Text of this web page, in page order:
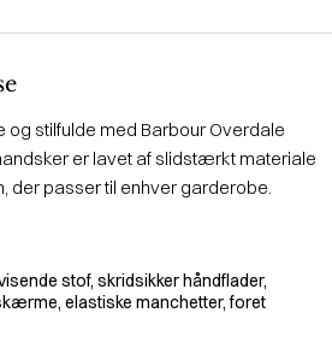
stilfulde med Barbour Overdale
er lavet af slidstærkt materiale
der passer til enhver garderobe.
stof, skridsikker håndflader,
elastiske manchetter, foret